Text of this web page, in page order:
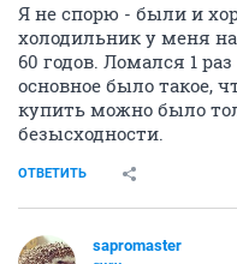
Я не спорю - были и
холодильник у меня
60 годов. Ломался 1
основное было такое,
купить можно было
безысходности.
ОТВЕТИТЬ
sapromaster